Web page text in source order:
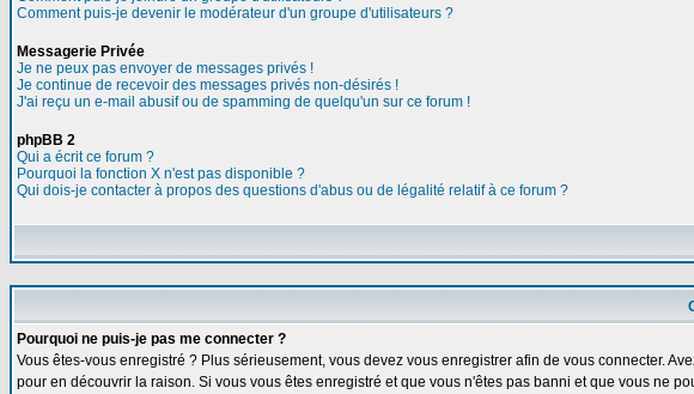
Comment puis-je devenir le modérateur d'un groupe d'utilisateurs ?
Messagerie Privée
Je ne peux pas envoyer de messages privés !
Je continue de recevoir des messages privés non-désirés !
J'ai reçu un e-mail abusif ou de spamming de quelqu'un sur ce forum !
phpBB 2
Qui a écrit ce forum ?
Pourquoi la fonction X n'est pas disponible ?
Qui dois-je contacter à propos des questions d'abus ou de légalité relatif à ce forum ?
Pourquoi ne puis-je pas me connecter ?
Vous êtes-vous enregistré ? Plus sérieusement, vous devez vous enregistrer afin de vous connecter.
pour en découvrir la raison. Si vous vous êtes enregistré et que vous n'êtes pas banni et que vous ne